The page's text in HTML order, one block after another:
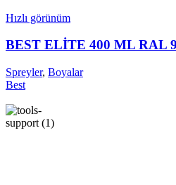
Hızlı görünüm
BEST ELİTE 400 ML RAL
Spreyler, Boyalar
Best